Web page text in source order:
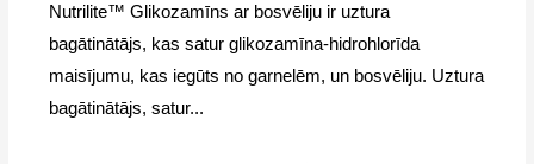
Nutrilite™ Glikozamīns ar bosvēliju ir uztura
bagātinātājs, kas satur glikozamīna-hidrohlorīda
maisījumu, kas iegūts no garnelēm, un bosvēliju. Uztura
bagātinātājs, satur...